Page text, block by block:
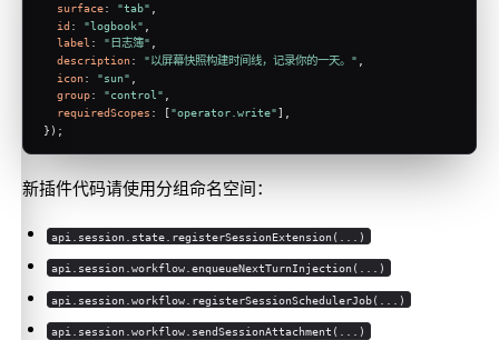
surface: "tab"
id : "logbook"
label : "日志簿"
description: "以屏幕快照构建时间线，记录你的一天。"
icon: "sun"
group: "control"
requiredScopes : ["operator.write"],
});
新插件代码请使用分组命名空间：
api.session.state.registerSessionExtension(...)
api.session.workflow.enqueueNextTurnInjection(...)
api.session.workflow.registerSessionSchedulerJob(...)
api.session.workflow.sendSessionAttachment(...)